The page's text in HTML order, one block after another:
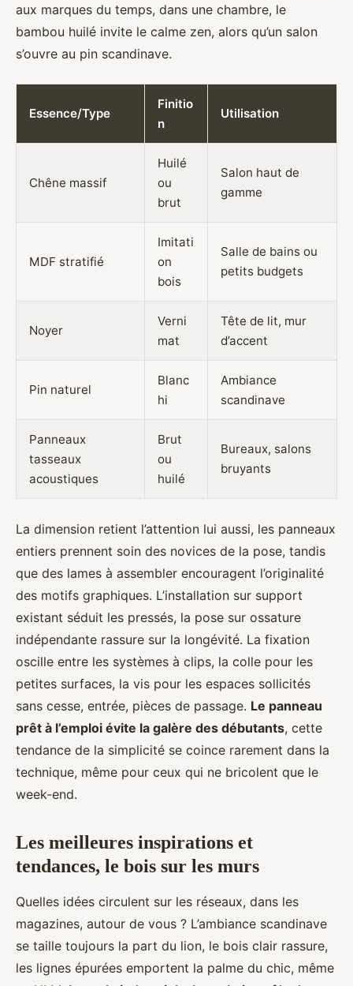
aux marques du temps, dans une chambre, le
bambou huilé invite le calme zen, alors qu’un salon
s’ouvre au pin scandinave.
Essence/Type
Finitio
n
Utilisation
Chêne massif
Huilé
ou
brut
Salon haut de
gamme
MDF stratifié
Imitati
on
bois
Salle de bains ou
petits budgets
Noyer
Verni
mat
Tête de lit, mur
d’accent
Pin naturel
Blanc
hi
Ambiance
scandinave
Panneaux
tasseaux
acoustiques
Brut
ou
huilé
Bureaux, salons
bruyants
La dimension retient l’attention lui aussi, les panneaux
entiers prennent soin des novices de la pose, tandis
que des lames à assembler encouragent l’originalité
des motifs graphiques. L’installation sur support
existant séduit les pressés, la pose sur ossature
indépendante rassure sur la longévité. La fixation
oscille entre les systèmes à clips, la colle pour les
petites surfaces, la vis pour les espaces sollicités
sans cesse, entrée, pièces de passage. Le panneau
prêt à l’emploi évite la galère des débutants, cette
tendance de la simplicité se coince rarement dans la
technique, même pour ceux qui ne bricolent que le
week-end.
Les meilleures inspirations et
tendances, le bois sur les murs
Quelles idées circulent sur les réseaux, dans les
magazines, autour de vous ? L’ambiance scandinave
se taille toujours la part du lion, le bois clair rassure,
les lignes épurées emportent la palme du chic, même